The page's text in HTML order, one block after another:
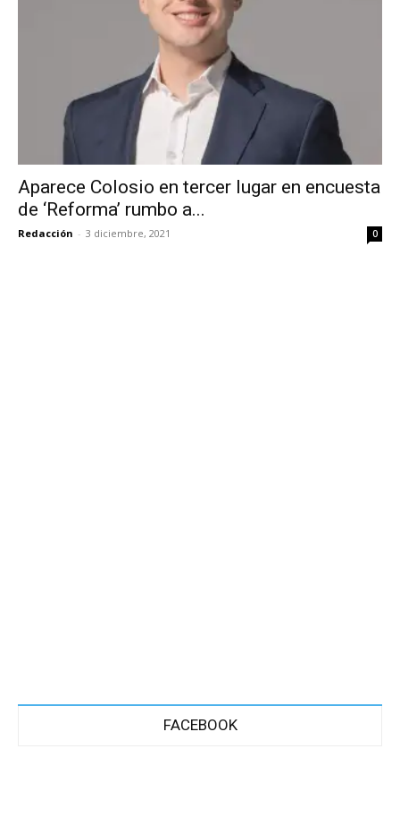
Aparece Colosio en tercer lugar en encuesta
de ‘Reforma’ rumbo a...
Redacción - 3 diciembre, 2021 0
FACEBOOK